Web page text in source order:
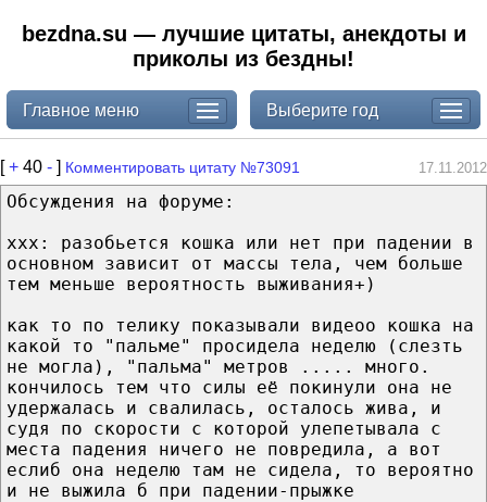
bezdna.su — лучшие цитаты, анекдоты и
приколы из бездны!
Главное меню Выберите год
[+ 40 - ] Комментировать цитату №73091 17.11.2012
Обсуждения на форуме:
ххх: разобьется кошка или нет при падении в
основном зависит от массы тела, чем больше
тем меньше вероятность выживания+)
как то по телику показывали видеоо кошка на
какой то "пальме" просидела неделю (слезть
не могла), "пальма" метров ..... много.
кончилось тем что силы её покинули она не
удержалась и свалилась, осталось жива, и
судя по скорости с которой улепетывала с
места падения ничего не повредила, а вот
еслиб она неделю там не сидела, то вероятно
и не выжила б при падении-прыжке